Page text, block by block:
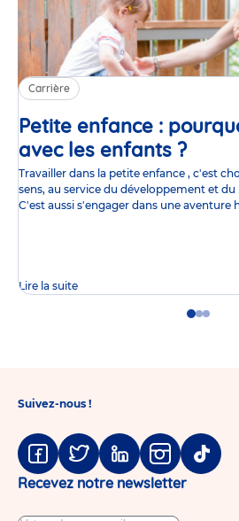
Carrière
Petite enfance :
avec les enfants ?Article
Travailler dans la petite enfance , c'est
sens, au service du développement et
C'est aussi s'engager dans une aventure
Lire la suite
GoGoGo
Suivez-nous !
Facebook
TwitterLinkedinInstagram
Tiktok
Recevez notre newsletter